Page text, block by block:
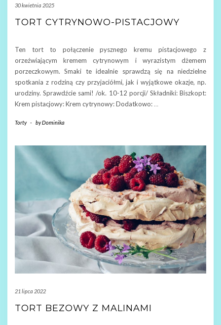
30 kwietnia 2025
TORT CYTRYNOWO-PISTACJOWY
Ten tort to połączenie pysznego kremu pistacjowego z
orzeźwiającym kremem cytrynowym i wyrazistym dżemem
porzeczkowym. Smaki te idealnie sprawdzą się na niedzielne
spotkania z rodziną czy przyjaciółmi, jak i wyjątkowe okazje, np.
urodziny. Sprawdźcie sami! /ok. 10-12 porcji/ Składniki: Biszkopt:
Krem pistacjowy: Krem cytrynowy: Dodatkowo:…
Torty - byDominika
21 lipca 2022
TORT BEZOWY Z MALINAMI